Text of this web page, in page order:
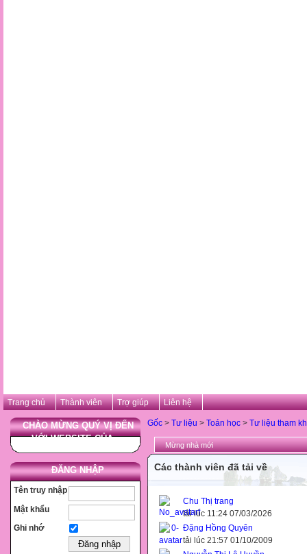
Trang chủ Thành viên Trợ giúp Liên hệ
CHÀO MỪNG QUÝ VỊ ĐẾN
VỚI WEBSITE CỦA ...
ĐĂNG NHẬP
Tên truy nhập
Mật khẩu
Ghi nhớ
Gốc > Tư liệu > Toán học > Tư liệu tham
Mừng nhà mới
Các thành viên đã tải về
Chu Thị trang
tải lúc 11:24 07/03/2026
Đặng Hồng Quyên
tải lúc 21:57 01/10/2009